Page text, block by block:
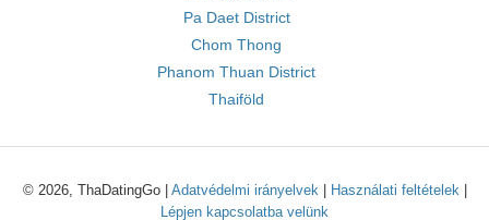
Pa Daet District
Chom Thong
Phanom Thuan District
Thaiföld
© 2026, ThaDatingGo | Adatvédelmi irányelvek| Használati feltételek|
Lépjen kapcsolatba velünk